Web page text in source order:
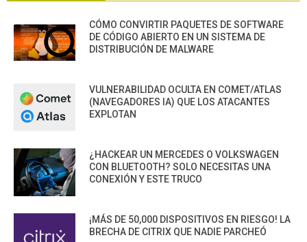
CÓMO CONVIRTIR PAQUETES DE SOFTWARE
DE CÓDIGO ABIERTO EN UN SISTEMA DE
DISTRIBUCIÓN DE MALWARE
VULNERABILIDAD OCULTA EN COMET/ATLAS
(NAVEGADORES IA) QUE LOS ATACANTES
EXPLOTAN
¿HACKEAR UN MERCEDES O VOLKSWAGEN
CON BLUETOOTH? SOLO NECESITAS UNA
CONEXIÓN Y ESTE TRUCO
¡MÁS DE 50,000 DISPOSITIVOS EN RIESGO! LA
BRECHA DE CITRIX QUE NADIE PARCHEÓ